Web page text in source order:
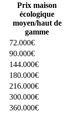
Prix maison
écologique
moyen/haut de
gamme
72.000€
90.000€
144.000€
180.000€
216.000€
300.000€
360.000€